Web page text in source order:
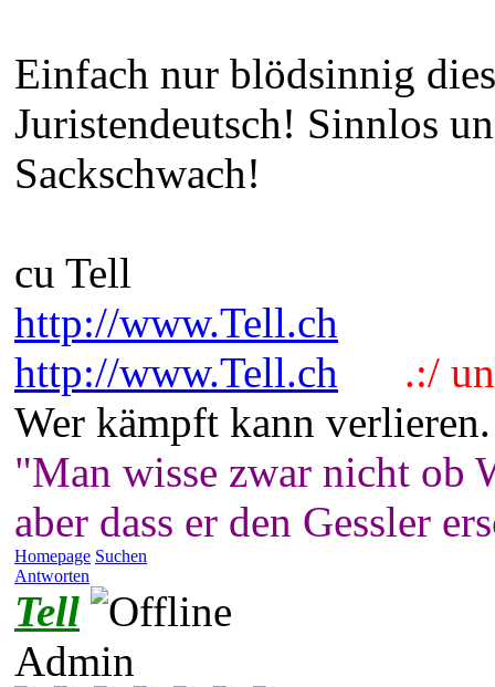
Einfach nur blödsinnig
Juristendeutsch! Sinnlos
Sackschwach!
cu Tell
http://www.Tell.ch
http://www.Tell.ch
.:/
Wer kämpft kann
"Man wisse zwar nicht ob
aber dass er den Gessler
Homepage Suchen
Antworten
Tell
Admin